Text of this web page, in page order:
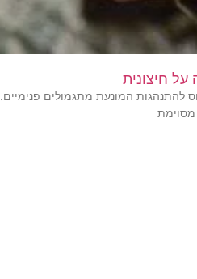
על חיצונית
להתנהגות המונעת מתגמולים פנימיים.
מסוימת